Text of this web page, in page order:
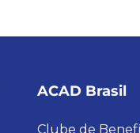
ACAD Brasil
Clube de